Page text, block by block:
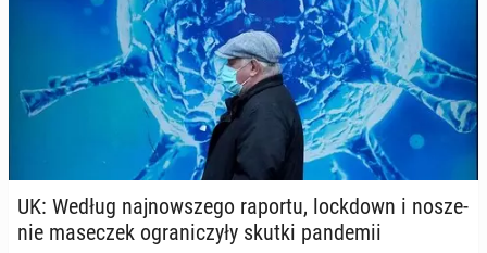
UK: Według naj­now­sze­go raportu, lock­down i no­sze­
nie ma­se­czek ogra­ni­czy­ły skutki pan­de­mii